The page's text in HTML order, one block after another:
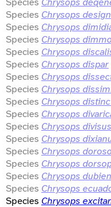
Species Chrysops
Species Chrysops
Species Chrysops
Species Chrysops
Species Chrysops dispar
Species Chrysops
Species Chrysops
Species Chrysops
Species Chrysops
Species Chrysops divisus
Species Chrysops
Species Chrysops
Species Chrysops
Species Chrysops
Species Chrysops
Species Chrysops